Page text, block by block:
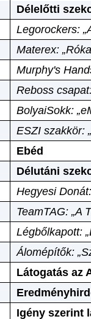
Délelőtti
Legorockers:
Materex:
Murphy's
Reboss
BolyaiSokk:
ESZI szakkör:
Ebéd
Délutáni
Hegyesi
TeamTAG: „A
Légbőlkapott:
Álomépítők:
Látogatás az
Igény szerint